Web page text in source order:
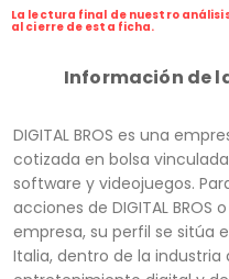
La lectura final de nuestro
al cierre de esta ficha.
Información de
DIGITAL BROS es una
cotizada en bolsa
software y videojuegos.
acciones de DIGITAL BROS
empresa, su perfil se sitúa
Italia, dentro de la industria